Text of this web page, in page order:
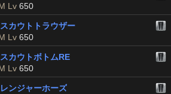
Lv 650
カウトトラウザー
Lv 650
カウトボトムRE
Lv 650
ンジャーホーズ